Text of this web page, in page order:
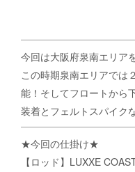
今回は大阪府泉南エリア
この時期泉南エリアでは
能！そしてフロートから
装着とフェルトスパイク
★今回の仕掛け★
【ロッド】LUXXE